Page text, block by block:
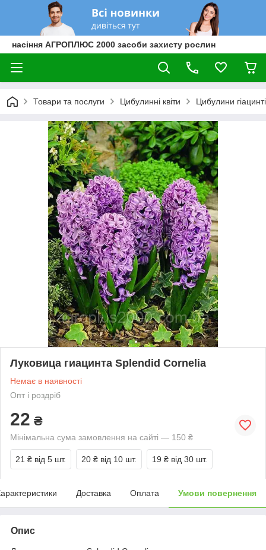
насіння АГРОПЛЮС 2000 засоби захисту рослин
Товари та послуги Цибулинні квіти Цибулини
Луковица гиацинта Splendid Cornelia
Немає в наявності
Опт і роздріб
22 ₴
Мінімальна сума замовлення на сайті — 150 ₴
21 ₴ від 5 шт. 20 ₴ від 10 шт. 19 ₴ від 30 шт.
Доставка Оплата Умови повернення
Опис